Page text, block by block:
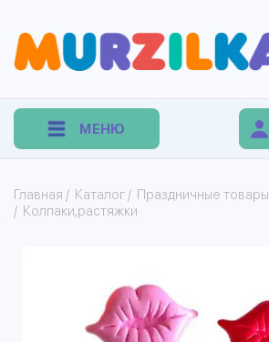
МЕНЮ
Главная / Каталог / Праздничные товары
/ Колпаки,растяжки